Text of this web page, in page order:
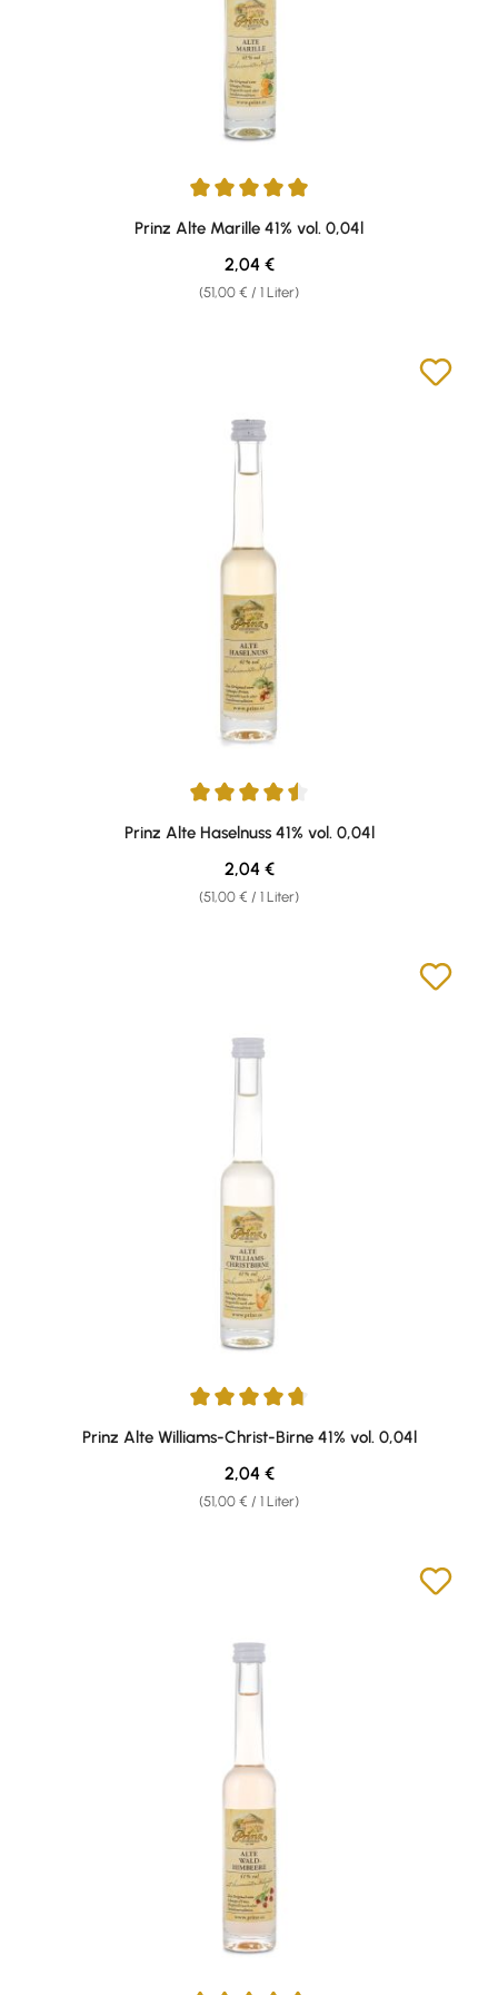
Durchschnittliche Bewertung von 4.89 von 5 Sternen
Prinz Alte Marille 41% vol. 0,04l
(51,00 € / 1 Liter)
Regulärer Preis:
2,04 €
Durchschnittliche Bewertung von 4.57 von 5 Sternen
Prinz Alte Haselnuss 41% vol. 0,04l
(51,00 € / 1 Liter)
Regulärer Preis:
2,04 €
Durchschnittliche Bewertung von 4.75 von 5 Sternen
Prinz Alte Williams-Christ-Birne 41% vol. 0,04l
(51,00 € / 1 Liter)
Regulärer Preis:
2,04 €